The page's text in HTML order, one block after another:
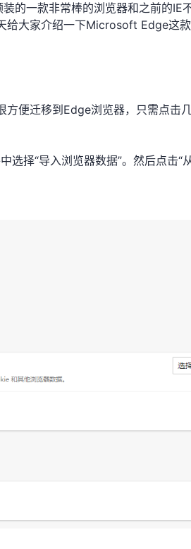
的一款非常棒的浏览器和之前的IE
给大家介绍一下Microsoft Edge这
便迁移到Edge浏览器，只需点击
选择“导入浏览器数据”。然后点击